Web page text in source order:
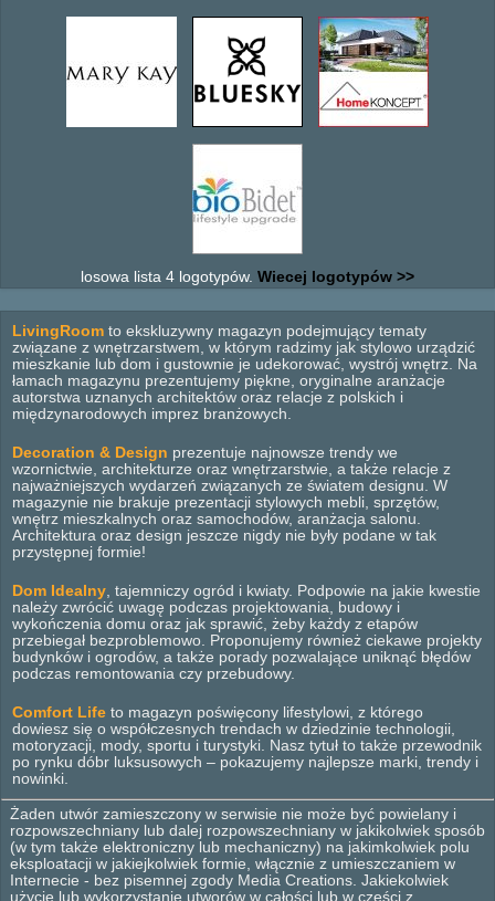
losowa lista 4 logotypów. Wiecej logotypów >>
LivingRoom to ekskluzywny magazyn podejmujący tematy
związane z wnętrzarstwem, w którym radzimy jak stylowo urządzić
mieszkanie lub dom i gustownie je udekorować, wystrój wnętrz. Na
łamach magazynu prezentujemy piękne, oryginalne aranżacje
autorstwa uznanych architektów oraz relacje z polskich i
międzynarodowych imprez branżowych.
Decoration & Design prezentuje najnowsze trendy we
wzornictwie, architekturze oraz wnętrzarstwie, a także relacje z
najważniejszych wydarzeń związanych ze światem designu. W
magazynie nie brakuje prezentacji stylowych mebli, sprzętów,
wnętrz mieszkalnych oraz samochodów, aranżacja salonu.
Architektura oraz design jeszcze nigdy nie były podane w tak
przystępnej formie!
Dom Idealny , tajemniczy ogród i kwiaty. Podpowie na jakie kwestie
należy zwrócić uwagę podczas projektowania, budowy i
wykończenia domu oraz jak sprawić, żeby każdy z etapów
przebiegał bezproblemowo. Proponujemy również ciekawe projekty
budynków i ogrodów, a także porady pozwalające uniknąć błędów
podczas remontowania czy przebudowy.
Comfort Life to magazyn poświęcony lifestylowi, z którego
dowiesz się o współczesnych trendach w dziedzinie technologii,
motoryzacji, mody, sportu i turystyki. Nasz tytuł to także przewodnik
po rynku dóbr luksusowych – pokazujemy najlepsze marki, trendy i
nowinki.
Żaden utwór zamieszczony w serwisie nie może być powielany i
rozpowszechniany lub dalej rozpowszechniany w jakikolwiek sposób
(w tym także elektroniczny lub mechaniczny) na jakimkolwiek polu
eksploatacji w jakiejkolwiek formie, włącznie z umieszczaniem w
Internecie - bez pisemnej zgody Media Creations. Jakiekolwiek
użycie lub wykorzystanie utworów w całości lub w części z